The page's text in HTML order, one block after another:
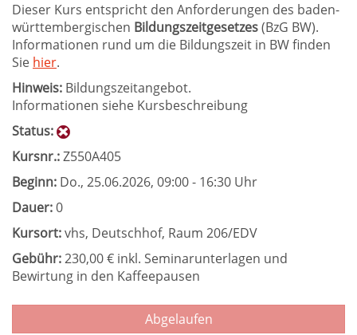
Dieser Kurs entspricht den Anforderungen des baden-
württembergischen Bildungszeitgesetzes(BzG BW).
Informationen rund um die Bildungszeit in BW finden
Sie hier.
Hinweis: Bildungszeitangebot.
Informationen siehe Kursbeschreibung
Status:
Kursnr.:Z550A405
Beginn: Do., 25.06.2026, 09:00 - 16:30 Uhr
Dauer:0
Kursort:vhs, Deutschhof, Raum 206/EDV
Gebühr:230,00 € inkl. Seminarunterlagen und
Bewirtung in den Kaffeepausen
Abgelaufen